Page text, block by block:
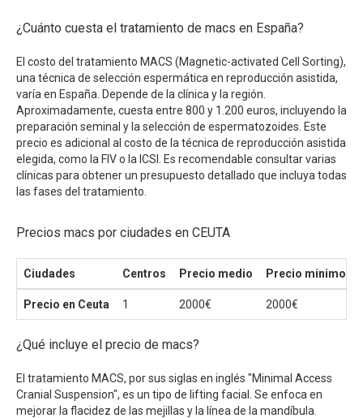
¿Cuánto cuesta el tratamiento de macs en España?
El costo del tratamiento MACS (Magnetic-activated Cell Sorting),
una técnica de selección espermática en reproducción asistida,
varía en España. Depende de la clínica y la región.
Aproximadamente, cuesta entre 800 y 1.200 euros, incluyendo la
preparación seminal y la selección de espermatozoides. Este
precio es adicional al costo de la técnica de reproducción asistida
elegida, como la FIV o la ICSI. Es recomendable consultar varias
clínicas para obtener un presupuesto detallado que incluya todas
las fases del tratamiento.
Precios macs por ciudades en CEUTA
Ciudades Centros Precio medio Precio minimo
Precio en Ceuta 1 2000€ 2000€
¿Qué incluye el precio de macs?
El tratamiento MACS, por sus siglas en inglés "Minimal Access
Cranial Suspension", es un tipo de lifting facial. Se enfoca en
mejorar la flacidez de las mejillas y la línea de la mandíbula.